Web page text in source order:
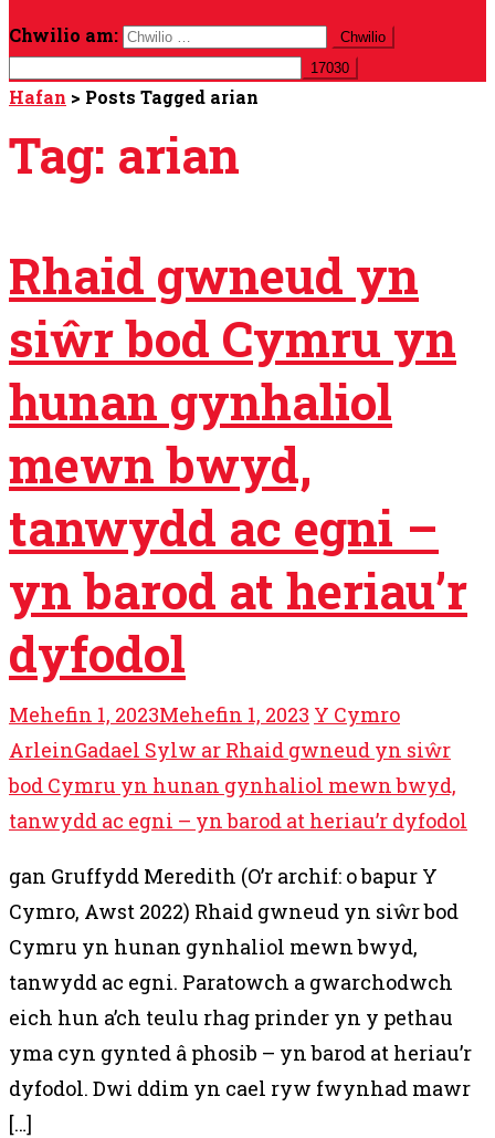
Chwilio am:
Hafan > Posts Tagged arian
Tag: arian
Rhaid gwneud yn
siŵr bod Cymru yn
hunan gynhaliol
mewn bwyd,
tanwydd ac egni –
yn barod at heriau’r
dyfodol
Mehefin 1, 2023Mehefin 1, 2023 Y Cymro
ArleinGadael Sylw ar Rhaid gwneud yn siŵr
bod Cymru yn hunan gynhaliol mewn bwyd,
tanwydd ac egni – yn barod at heriau’r dyfodol
gan Gruffydd Meredith (O’r archif: o bapur Y
Cymro, Awst 2022) Rhaid gwneud yn siŵr bod
Cymru yn hunan gynhaliol mewn bwyd,
tanwydd ac egni. Paratowch a gwarchodwch
eich hun a’ch teulu rhag prinder yn y pethau
yma cyn gynted â phosib – yn barod at heriau’r
dyfodol. Dwi ddim yn cael ryw fwynhad mawr
[…]